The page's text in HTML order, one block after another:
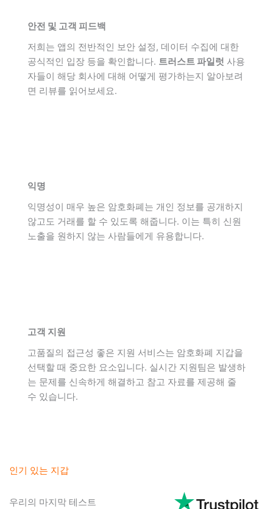
안전 및 고객 피드백
저희는 앱의 전반적인 보안 설정, 데이터 수집에 대한
공식적인 입장 등을 확인합니다. 트러스트 파일럿 사용
자들이 해당 회사에 대해 어떻게 평가하는지 알아보려
면 리뷰를 읽어보세요.
익명
익명성이 매우 높은 암호화폐는 개인 정보를 공개하지
않고도 거래를 할 수 있도록 해줍니다. 이는 특히 신원
노출을 원하지 않는 사람들에게 유용합니다.
고객 지원
고품질의 접근성 좋은 지원 서비스는 암호화폐 지갑을
선택할 때 중요한 요소입니다. 실시간 지원팀은 발생하
는 문제를 신속하게 해결하고 참고 자료를 제공해 줄
수 있습니다.
인기 있는 지갑
우리의 마지막 테스트